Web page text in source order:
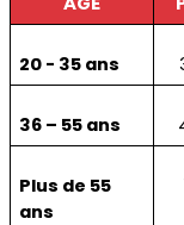
20 - 35 ans
36 – 55 ans
Plus de 55
ans